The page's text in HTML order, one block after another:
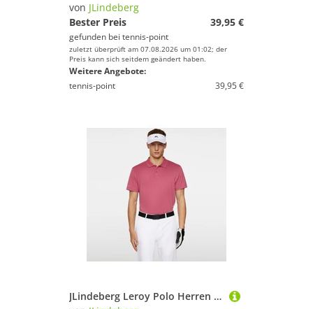
von JLindeberg
Bester Preis
39,95 €
gefunden bei tennis-point
zuletzt überprüft am 07.08.2026 um 01:02; der
Preis kann sich seitdem geändert haben.
Weitere Angebote:
tennis-point
39,95 €
JLindeberg Leroy Polo Herren - Berry